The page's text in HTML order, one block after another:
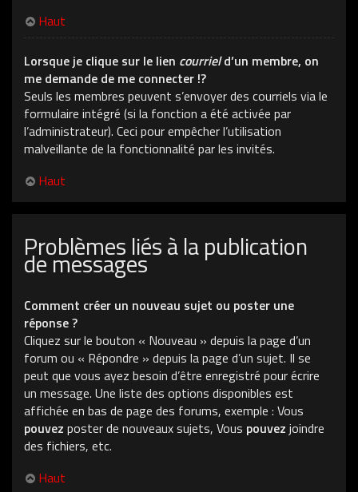
Haut
Lorsque je clique sur le lien courrield’un membre, on
me demande de me connecter !?
Seuls les membres peuvent s’envoyer des courriels via le
formulaire intégré (si la fonction a été activée par
l’administrateur). Ceci pour empêcher l’utilisation
malveillante de la fonctionnalité par les invités.
Haut
Problèmes liés à la publication
de messages
Comment créer un nouveau sujet ou poster une
réponse ?
Cliquez sur le bouton « Nouveau » depuis la page d’un
forum ou « Répondre » depuis la page d’un sujet. Il se
peut que vous ayez besoin d’être enregistré pour écrire
un message. Une liste des options disponibles est
affichée en bas de page des forums, exemple : Vous
pouvez poster de nouveaux sujets, Vous pouvez joindre
des fichiers, etc.
Haut